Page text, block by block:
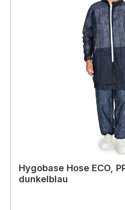
Hygobase Hose ECO,
dunkelblau